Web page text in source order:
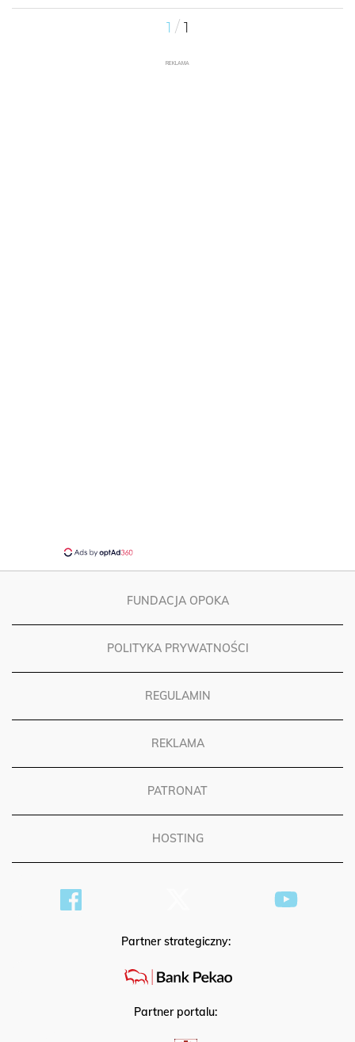
1 / 1
REKLAMA
FUNDACJA OPOKA
POLITYKA PRYWATNOŚCI
REGULAMIN
REKLAMA
PATRONAT
HOSTING
Partner strategiczny:
Partner portalu: